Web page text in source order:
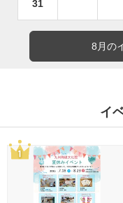
31
8月の
イ